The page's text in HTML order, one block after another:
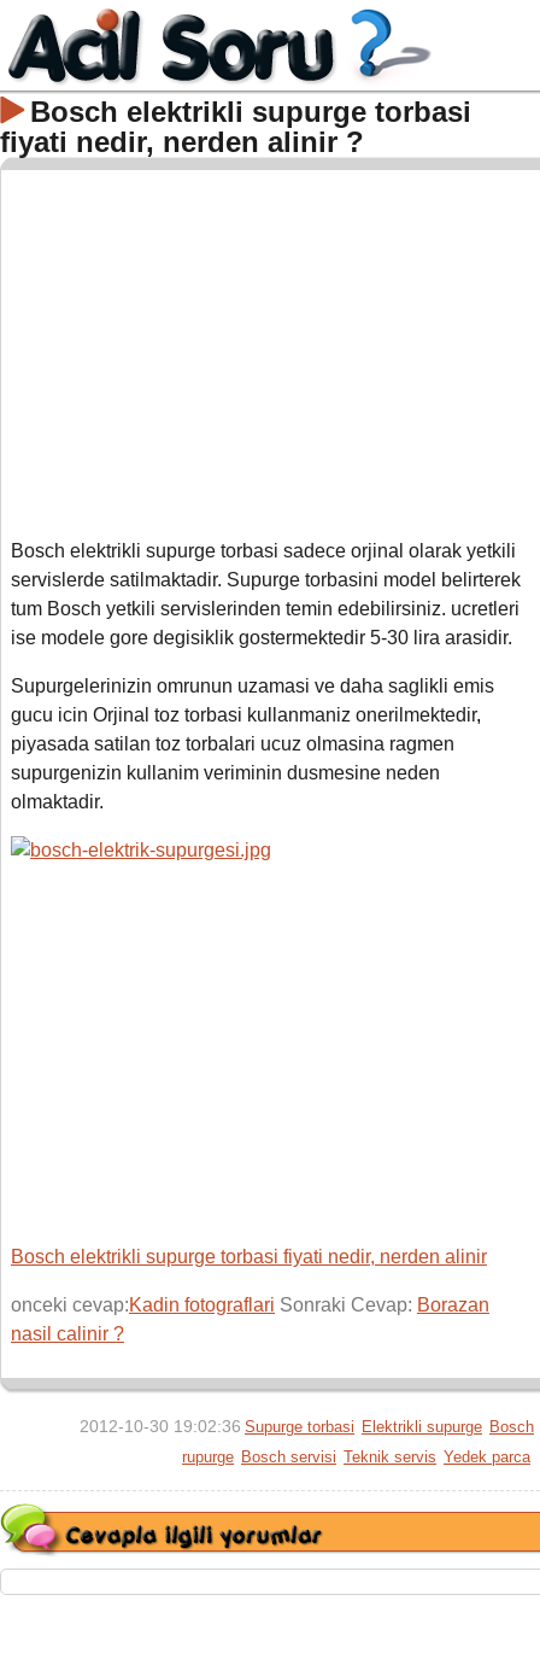
Bosch elektrikli supurge torbasi
fiyati nedir, nerden alinir ?
Bosch elektrikli supurge torbasi sadece orjinal olarak yetkili
servislerde satilmaktadir. Supurge torbasini model belirterek
tum Bosch yetkili servislerinden temin edebilirsiniz. ucretleri
ise modele gore degisiklik gostermektedir 5-30 lira arasidir.
Supurgelerinizin omrunun uzamasi ve daha saglikli emis
gucu icin Orjinal toz torbasi kullanmaniz onerilmektedir,
piyasada satilan toz torbalari ucuz olmasina ragmen
supurgenizin kullanim veriminin dusmesine neden
olmaktadir.
Bosch elektrikli supurge torbasi fiyati nedir, nerden alinir
onceki cevap:Kadin fotograflari Sonraki Cevap: Borazan
nasil calinir ?
2012-10-30 19:02:36 Supurge torbasi Elektrikli supurge Bosch
rupurge Bosch servisi Teknik servis Yedek parca